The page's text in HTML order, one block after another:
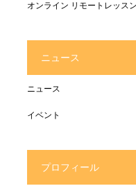
オンライン リモートレッスン
ニュース
ニュース
イベント
プロフィール